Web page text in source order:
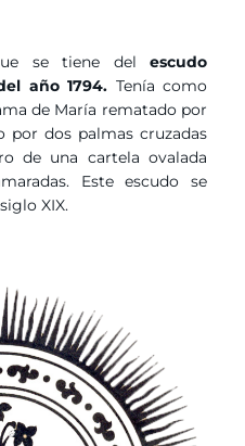
se tiene del escudo
año 1794. Tenía como
de María rematado por
por dos palmas cruzadas
de una cartela ovalada
Este escudo se
XIX.